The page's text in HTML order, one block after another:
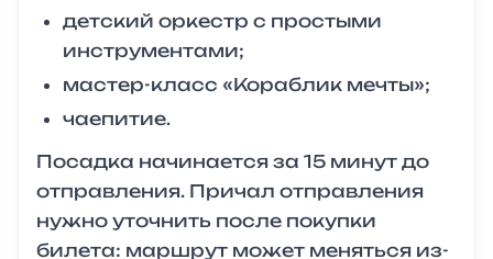
детский оркестр с простыми
инструментами;
мастер-класс «Кораблик мечты»;
чаепитие.
Посадка начинается за 15 минут до
отправления. Причал отправления
нужно уточнить после покупки
билета: маршрут может меняться из-